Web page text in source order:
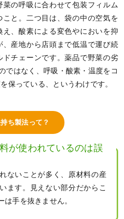
の呼吸に合わせて包装フィルム
と。二つ目は、袋の中の空気を
、酸素による変色やにおいを抑
、産地から店頭まで低温で運び続
ドチェーンです。薬品で野菜の劣
ではなく、呼吸・酸素・温度をコ
保っている、というわけです。
ち製法って？
が使われているのは誤
ないことが多く、原材料の産
ます。見えない部分だからこ
は手を抜きません。